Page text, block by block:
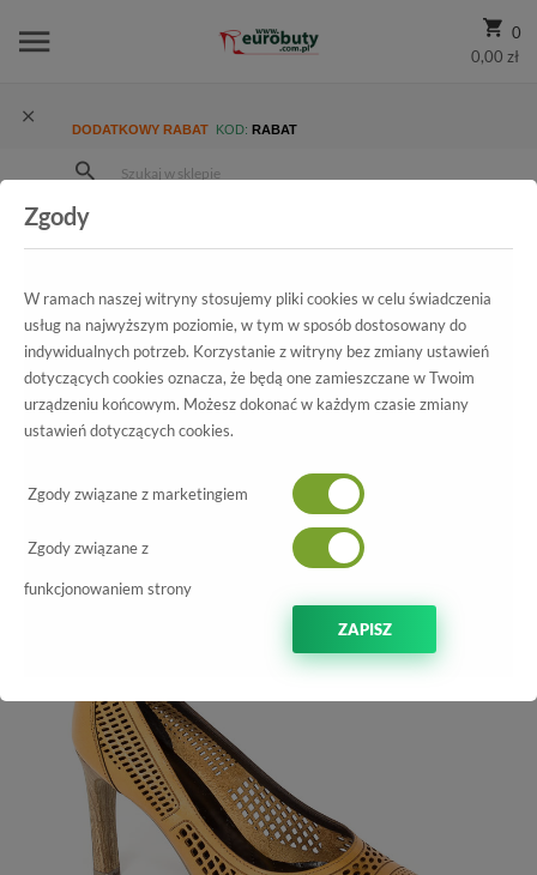
0
0,00 zł
DODATKOWY RABAT KOD: RABAT
Ekskluzywne
Kolekcja Damska
Czółenka
Wszystkie produkty
PHV74801 Vachetta-V7 Natural
Zgody
W ramach naszej witryny stosujemy pliki cookies w celu świadczenia
usług na najwyższym poziomie, w tym w sposób dostosowany do
indywidualnych potrzeb. Korzystanie z witryny bez zmiany ustawień
dotyczących cookies oznacza, że będą one zamieszczane w Twoim
urządzeniu końcowym. Możesz dokonać w każdym czasie zmiany
ustawień dotyczących cookies.
Zgody związane z marketingiem
Zgody związane z
funkcjonowaniem strony
ZAPISZ